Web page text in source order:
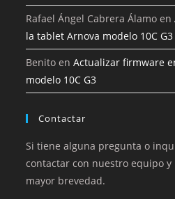
Rafael Ángel Cabrera Álamo en
la tablet Arnova modelo 10C G3
Benito enActualizar firmware
modelo 10C G3
Contactar
Si tiene alguna pregunta o
contactar con nuestro equipo
mayor brevedad.